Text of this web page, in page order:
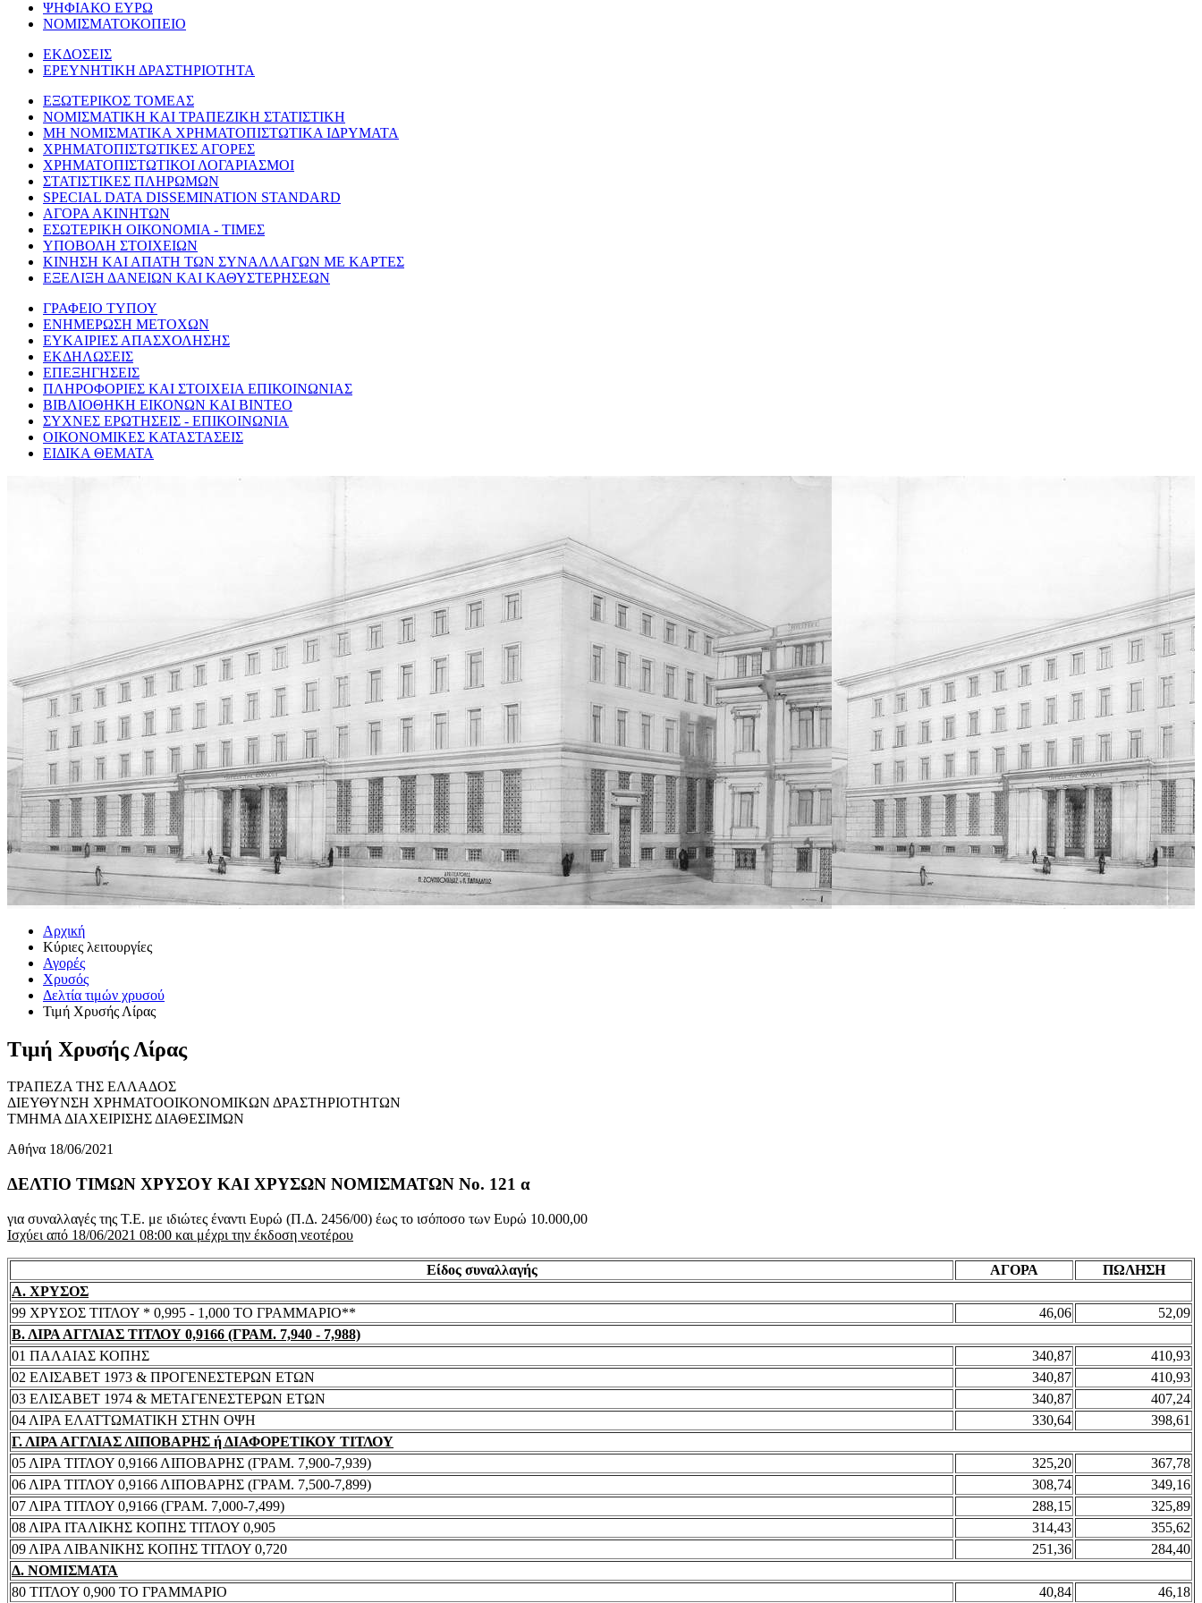
ΨΗΦΙΑΚΟ ΕΥΡΩ
ΝΟΜΙΣΜΑΤΟΚΟΠΕΙΟ
ΕΚΔΟΣΕΙΣ
ΕΡΕΥΝΗΤΙΚΗ ΔΡΑΣΤΗΡΙΟΤΗΤΑ
ΕΞΩΤΕΡΙΚΟΣ ΤΟΜΕΑΣ
ΝΟΜΙΣΜΑΤΙΚΗ ΚΑΙ ΤΡΑΠΕΖΙΚΗ ΣΤΑΤΙΣΤΙΚΗ
ΜΗ ΝΟΜΙΣΜΑΤΙΚΑ ΧΡΗΜΑΤΟΠΙΣΤΩΤΙΚΑ ΙΔΡΥΜΑΤΑ
ΧΡΗΜΑΤΟΠΙΣΤΩΤΙΚΕΣ ΑΓΟΡΕΣ
ΧΡΗΜΑΤΟΠΙΣΤΩΤΙΚΟΙ ΛΟΓΑΡΙΑΣΜΟΙ
ΣΤΑΤΙΣΤΙΚΕΣ ΠΛΗΡΩΜΩΝ
SPECIAL DATA DISSEMINATION STANDARD
ΑΓΟΡΑ ΑΚΙΝΗΤΩΝ
ΕΣΩΤΕΡΙΚΗ ΟΙΚΟΝΟΜΙΑ - ΤΙΜΕΣ
ΥΠΟΒΟΛΗ ΣΤΟΙΧΕΙΩΝ
ΚΙΝΗΣΗ ΚΑΙ ΑΠΑΤΗ ΤΩΝ ΣΥΝΑΛΛΑΓΩΝ ΜΕ ΚΑΡΤΕΣ
ΕΞΕΛΙΞΗ ΔΑΝΕΙΩΝ ΚΑΙ ΚΑΘΥΣΤΕΡΗΣΕΩΝ
ΓΡΑΦΕΙΟ ΤΥΠΟΥ
ΕΝΗΜΕΡΩΣΗ ΜΕΤΟΧΩΝ
ΕΥΚΑΙΡΙΕΣ ΑΠΑΣΧΟΛΗΣΗΣ
ΕΚΔΗΛΩΣΕΙΣ
ΕΠΕΞΗΓΗΣΕΙΣ
ΠΛΗΡΟΦΟΡΙΕΣ ΚΑΙ ΣΤΟΙΧΕΙΑ ΕΠΙΚΟΙΝΩΝΙΑΣ
ΒΙΒΛΙΟΘΗΚΗ ΕΙΚΟΝΩΝ ΚΑΙ ΒΙΝΤΕΟ
ΣΥΧΝΕΣ ΕΡΩΤΗΣΕΙΣ - ΕΠΙΚΟΙΝΩΝΙΑ
ΟΙΚΟΝΟΜΙΚΕΣ ΚΑΤΑΣΤΑΣΕΙΣ
ΕΙΔΙΚΑ ΘΕΜΑΤΑ
Αρχική
Κύριες λειτουργίες
Αγορές
Χρυσός
Δελτία τιμών χρυσού
Τιμή Χρυσής Λίρας
Τιμή Χρυσής Λίρας
ΤΡΑΠΕΖΑ ΤΗΣ ΕΛΛΑΔΟΣ
ΔΙΕΥΘΥΝΣΗ ΧΡΗΜΑΤΟΟΙΚΟΝΟΜΙΚΩΝ ΔΡΑΣΤΗΡΙΟΤΗΤΩΝ
ΤΜΗΜΑ ΔΙΑΧΕΙΡΙΣΗΣ ΔΙΑΘΕΣΙΜΩΝ
Αθήνα 18/06/2021
ΔΕΛΤΙΟ ΤΙΜΩΝ ΧΡΥΣΟΥ ΚΑΙ ΧΡΥΣΩΝ ΝΟΜΙΣΜΑΤΩΝ No. 121 α
για συναλλαγές της Τ.Ε. με ιδιώτες έναντι Ευρώ (Π.Δ. 2456/00) έως το ισόποσο των Ευρώ 10.000,00
Ισχύει από 18/06/2021 08:00 και μέχρι την έκδοση νεοτέρου
Είδος συναλλαγής ΑΓΟΡΑ
ΠΩΛΗΣΗ
Α. ΧΡΥΣΟΣ
99 ΧΡΥΣΟΣ ΤΙΤΛΟΥ * 0,995 - 1,000 ΤΟ ΓΡΑΜΜΑΡΙΟ**
46,06
52,09
Β. ΛΙΡΑ ΑΓΓΛΙΑΣ ΤΙΤΛΟΥ 0,9166 (ΓΡΑΜ. 7,940 - 7,988)
01 ΠΑΛΑΙΑΣ ΚΟΠΗΣ
340,87
410,93
02 ΕΛΙΣΑΒΕΤ 1973 & ΠΡΟΓΕΝΕΣΤΕΡΩΝ ΕΤΩΝ
340,87
410,93
03 ΕΛΙΣΑΒΕΤ 1974 & ΜΕΤΑΓΕΝΕΣΤΕΡΩΝ ΕΤΩΝ
340,87
407,24
04 ΛΙΡΑ ΕΛΑΤΤΩΜΑΤΙΚΗ ΣΤΗΝ ΟΨΗ
330,64
398,61
Γ. ΛΙΡΑ ΑΓΓΛΙΑΣ ΛΙΠΟΒΑΡΗΣ ή ΔΙΑΦΟΡΕΤΙΚΟΥ ΤΙΤΛΟΥ
05 ΛΙΡΑ ΤΙΤΛΟΥ 0,9166 ΛΙΠΟΒΑΡΗΣ (ΓΡΑΜ. 7,900-7,939)
325,20
367,78
06 ΛΙΡΑ ΤΙΤΛΟΥ 0,9166 ΛΙΠΟΒΑΡΗΣ (ΓΡΑΜ. 7,500-7,899)
308,74
349,16
07 ΛΙΡΑ ΤΙΤΛΟΥ 0,9166 (ΓΡΑΜ. 7,000-7,499)
288,15
325,89
08 ΛΙΡΑ ΙΤΑΛΙΚΗΣ ΚΟΠΗΣ ΤΙΤΛΟΥ 0,905
314,43
355,62
09 ΛΙΡΑ ΛΙΒΑΝΙΚΗΣ ΚΟΠΗΣ ΤΙΤΛΟΥ 0,720
251,36
284,40
Δ. ΝΟΜΙΣΜΑΤΑ
80 ΤΙΤΛΟΥ 0,900 ΤΟ ΓΡΑΜΜΑΡΙΟ
40,84 46,18